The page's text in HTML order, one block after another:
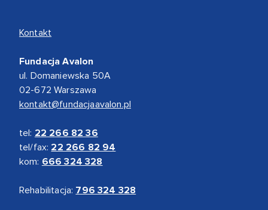
Kontakt
Fundacja Avalon
ul. Domaniewska 50A
02-672 Warszawa
kontakt@fundacjaavalon.pl
tel: 22 266 82 36
tel/fax: 22 266 82 94
kom: 666 324 328
Rehabilitacja: 796 324 328